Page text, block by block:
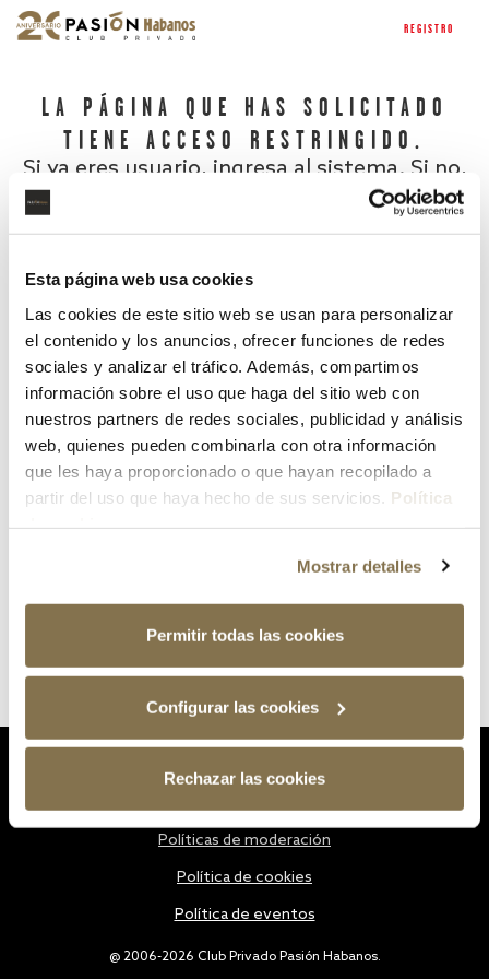
Esta página web usa cookies
Las cookies de este sitio web se usan para personalizar
el contenido y los anuncios, ofrecer funciones de redes
sociales y analizar el tráfico. Además, compartimos
información sobre el uso que haga del sitio web con
nuestros partners de redes sociales, publicidad y análisis
web, quienes pueden combinarla con otra información
que les haya proporcionado o que hayan recopilado a
partir del uso que haya hecho de sus servicios. Política
Mostrar detalles
Permitir todas las cookies
Configurar las cookies
Rechazar las cookies
REGISTRO
LA PÁGINA QUE HAS SOLICITADO
TIENE ACCESO RESTRINGIDO.
Si ya eres usuario, ingresa al sistema. Si no,
¿Has olvidado tu contraseña?
@ 2006-2026 Club Privado Pasión Habanos.
Políticas de moderación
Política de cookies
Política de eventos